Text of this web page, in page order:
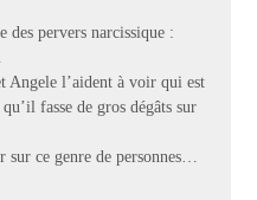
des pervers narcissique :
Angele l’aident à voir qui est
fasse de gros dégâts sur
ce genre de personnes…